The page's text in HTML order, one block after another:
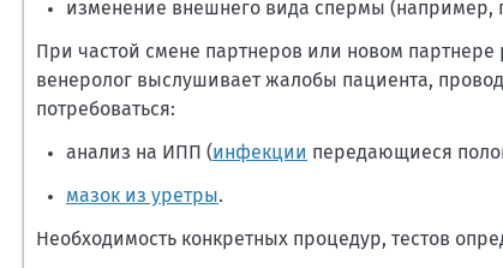
изменение внешнего вида спермы (например,
При частой смене партнеров или новом
венеролог выслушивает жалобы пациента,
потребоваться:
анализ на ИПП (инфекции передающиеся
мазок из уретры.
Необходимость конкретных процедур, тестов